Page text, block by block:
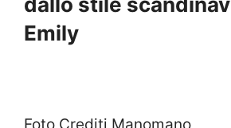
Emily